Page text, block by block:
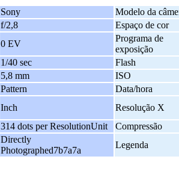
Sony
Modelo da
f/2,8
Espaço de cor
0 EV
Programa de
exposição
1/40 sec
Flash
5,8 mm
ISO
Pattern
Data/hora
Inch
Resolução X
314 dots per ResolutionUnit
Compressão
Directly
Photographed7b7a7a
Legenda